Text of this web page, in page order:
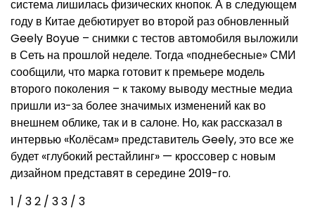
система лишилась физических кнопок. А в следующем
году в Китае дебютирует во второй раз обновленный
Geely Boyue – снимки с тестов автомобиля выложили
в Сеть на прошлой неделе. Тогда «поднебесные» СМИ
сообщили, что марка готовит к премьере модель
второго поколения – к такому выводу местные медиа
пришли из-за более значимых изменений как во
внешнем облике, так и в салоне. Но, как рассказал в
интервью «Колёсам» представитель Geely, это все же
будет «глубокий рестайлинг» — кроссовер с новым
дизайном представят в середине 2019-го.
1 / 32 / 33 / 3